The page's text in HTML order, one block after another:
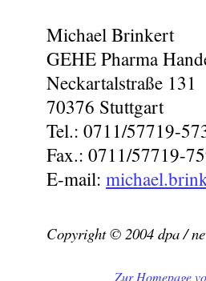
Michael Brinkert
GEHE Pharma
Neckartalstraße 131
70376 Stuttgart
Tel.: 0711/57719-
Fax.: 0711/57719-
E-mail:
Copyright © 2004 dpa /
Zur Homepage